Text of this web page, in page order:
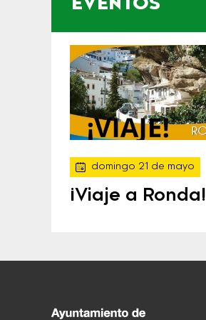
EVENTOS
domingo 21 de mayo
¡Viaje a Ronda!